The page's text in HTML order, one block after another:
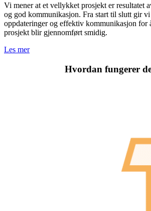
Vi mener at et vellykket prosjekt er resultatet
og god kommunikasjon. Fra start til slutt gir vi
oppdateringer og effektiv kommunikasjon for
prosjekt blir gjennomført smidig.
Les mer
Hvordan fungerer